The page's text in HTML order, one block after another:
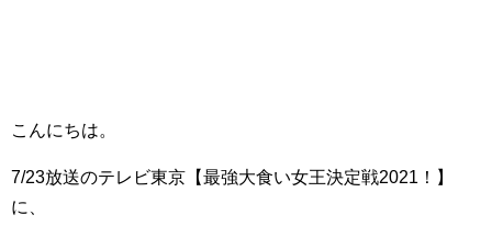
こんにちは。
7/23放送のテレビ東京【最強大食い女王決定戦2021！】
に、